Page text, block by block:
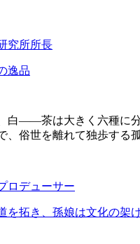
究所所長
逸品
白――茶は大きく六種に
、俗世を離れて独歩する
ロデューサー
を拓き、孫娘は文化の架